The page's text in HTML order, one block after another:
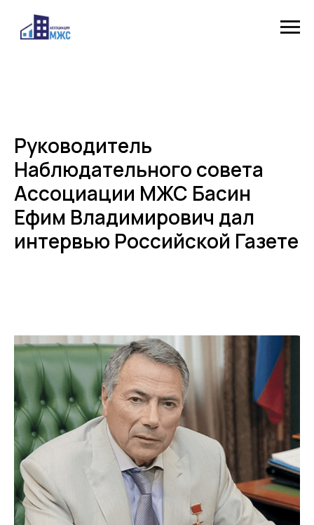
Руководитель
Наблюдательного совета
Ассоциации МЖС Басин
Ефим Владимирович дал
интервью Российской Газете